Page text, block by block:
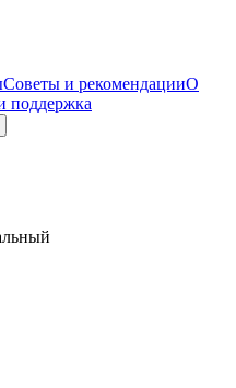
Советы и рекомендацииО
поддержка